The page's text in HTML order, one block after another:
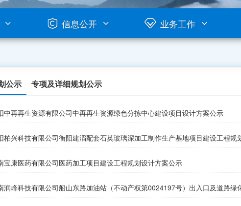
信息公开 业务工作
公示 专项及详细规划公示
中再再生资源有限公司中再再生资源绿色分拣中心建设项目设计方案公示
柏兴科技有限公司衡阳建滔配套石英玻璃深加工制作生产基地项目建设工程规
宝康医药有限公司医药加工项目建设工程规划设计方案公示
润峰科技有限公司船山东路加油站（不动产权第0024197号）出入口及道路绿